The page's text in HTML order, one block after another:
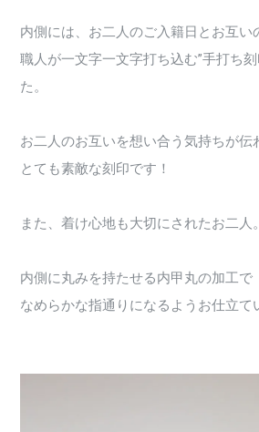
内側には、お二人のご入籍日とお互い
職人が一文字一文字打ち込む”手打ち
た。
お二人のお互いを想い合う気持ちが伝
とても素敵な刻印です！
また、着け心地も大切にされたお二人。
内側に丸みを持たせる内甲丸の加工で
なめらかな指通りになるようお仕立て